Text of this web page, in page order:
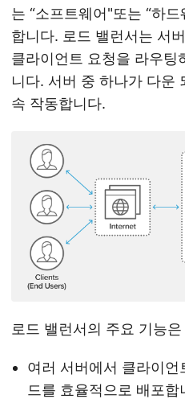
는 “소프트웨어"또는 “하
합니다. 로드 밸런서는 서
클라이언트 요청을 라우팅
니다. 서버 중 하나가 다운
속 작동합니다.
로드 밸런서의 주요 기능
여러 서버에서 클라이언
드를 효율적으로 배포합